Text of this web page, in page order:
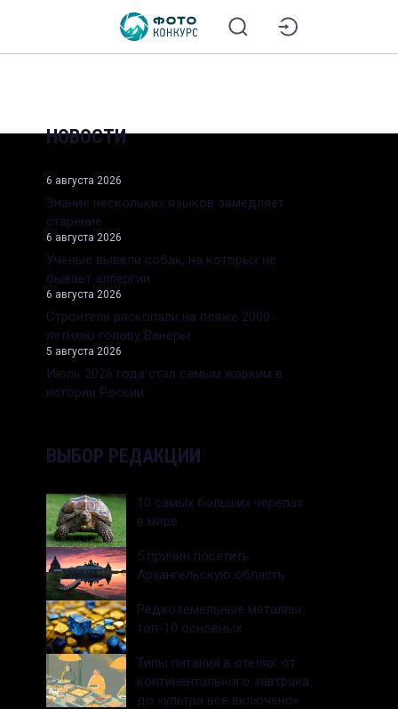
НОВОСТИ
6 августа 2026
Знание нескольких языков замедляет
старение
6 августа 2026
Ученые вывели собак, на которых не
бывает аллергии
6 августа 2026
Строители раскопали на пляже 2000-
летнюю голову Венеры
5 августа 2026
Июль 2026 года стал самым жарким в
истории России
ВЫБОР РЕДАКЦИИ
10 самых больших черепах
в мире
5 причин посетить
Архангельскую область
Редкоземельные металлы:
топ-10 основных
Типы питания в отелях: от
континентального завтрака
до «ультра все включено»